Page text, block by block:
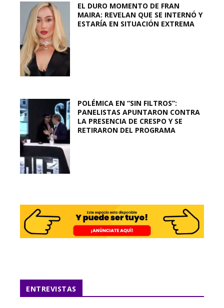
EL DURO MOMENTO DE FRAN
MAIRA: REVELAN QUE SE INTERNÓ Y
ESTARÍA EN SITUACIÓN EXTREMA
POLÉMICA EN “SIN FILTROS”:
PANELISTAS APUNTARON CONTRA
LA PRESENCIA DE CRESPO Y SE
RETIRARON DEL PROGRAMA
ENTREVISTAS